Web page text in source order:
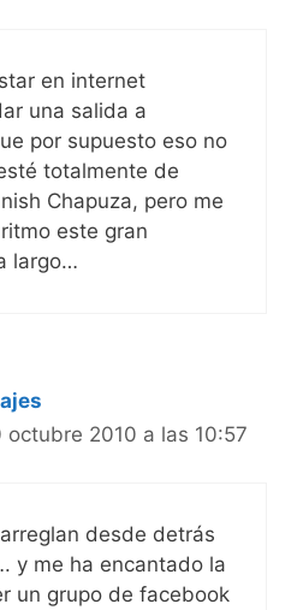
en internet
una salida a
por supuesto eso no
totalmente de
Chapuza, pero me
este gran
largo…
octubre 2010 a las 10:57
desde detrás
y me ha encantado la
un grupo de facebook